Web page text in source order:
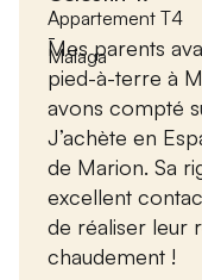
Appartement T4
-
Málaga
Mes parents
pied-à-terre à
avons compté
J’achète en
de Marion. Sa
excellent
de réaliser leur
chaudement !